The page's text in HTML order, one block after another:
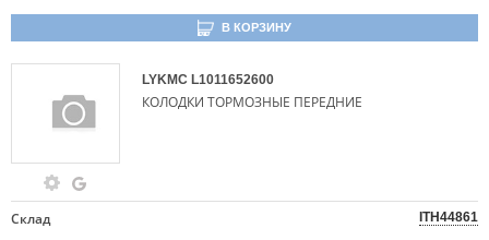
В КОРЗИНУ
LYKMC L1011652600
КОЛОДКИ ТОРМОЗНЫЕ ПЕРЕДНИЕ
Склад ITH44861